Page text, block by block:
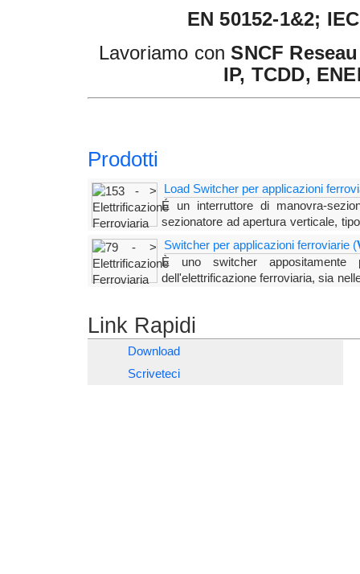
EN 50152-1&2;
Lavoriamo conSNCF Reseau
IP, TCDD,
Prodotti
Load Switcher per applicazioni
É un interruttore di manovra-
sezionatore ad apertura verticale, ti
estinzione a vuoto di cui è dotato. La camera è
Switcher per applicazioni ferroviarie (
È uno switcher appositamente
dell'elettrificazione ferroviaria, sia nel
Link Rapidi
Download
Scriveteci